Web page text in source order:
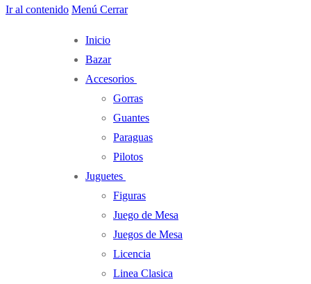
Ir al contenido Menú Cerrar
Inicio
Bazar
Accesorios
Gorras
Guantes
Paraguas
Pilotos
Juguetes
Figuras
Juego de Mesa
Juegos de Mesa
Licencia
Linea Clasica